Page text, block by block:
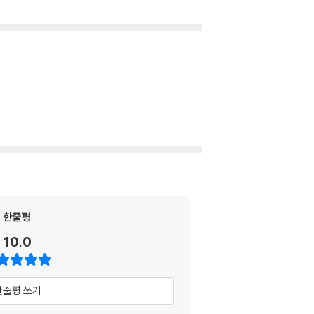
한줄평
10.0
줄평 쓰기